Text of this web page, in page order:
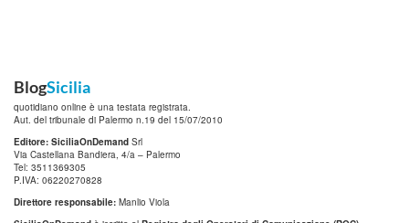
BlogSicilia
quotidiano online è una testata registrata.
Aut. del tribunale di Palermo n.19 del 15/07/2010
Editore: SiciliaOnDemand Srl
Via Castellana Bandiera, 4/a – Palermo
Tel: 3511369305
P.IVA: 06220270828
Direttore responsabile: Manlio Viola